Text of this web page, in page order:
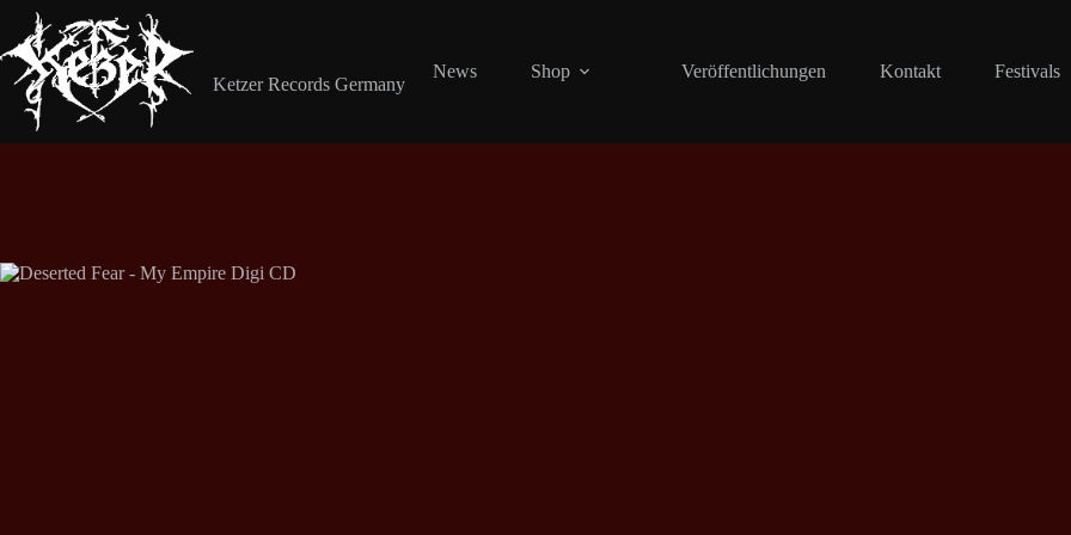
Inhalt
springen
Ketzer Records Germany
News Shop Veröffentlichungen Kontakt Festivals